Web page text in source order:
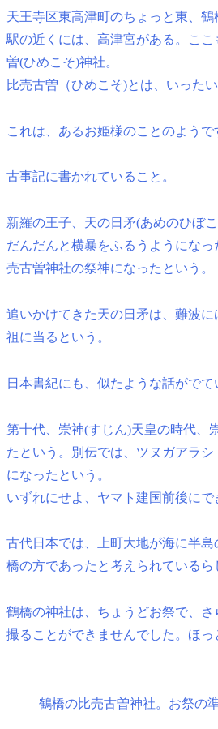
天王寺区東高津町のちょっと東、
駅の近くには、高津宮がある。こ
曽(ひめこそ)神社。
比売古曽（ひめこそ)とは、いったい
これは、あるお姫様のことのようで
古事記に書かれていること。
新羅の王子、天の日矛(あめのひぼ
だんだんと横暴をふるうようにな
売古曽神社の祭神になったという。
追いかけてきた天の日矛は、難波
祖に当るという。
日本書紀にも、似たような話がでて
第十代、崇神(すじん)天皇の時代、
たという。別伝では、ツヌガアラ
になったという。
いずれにせよ、ヤマト建国前後に
古代日本では、上町大地が海に半
橋の方であったと考えられているら
鶴橋の神社は、ちょうどお祭で、
撮ることができませんでした。ほっ
鶴橋の比売古曽神社。お祭の